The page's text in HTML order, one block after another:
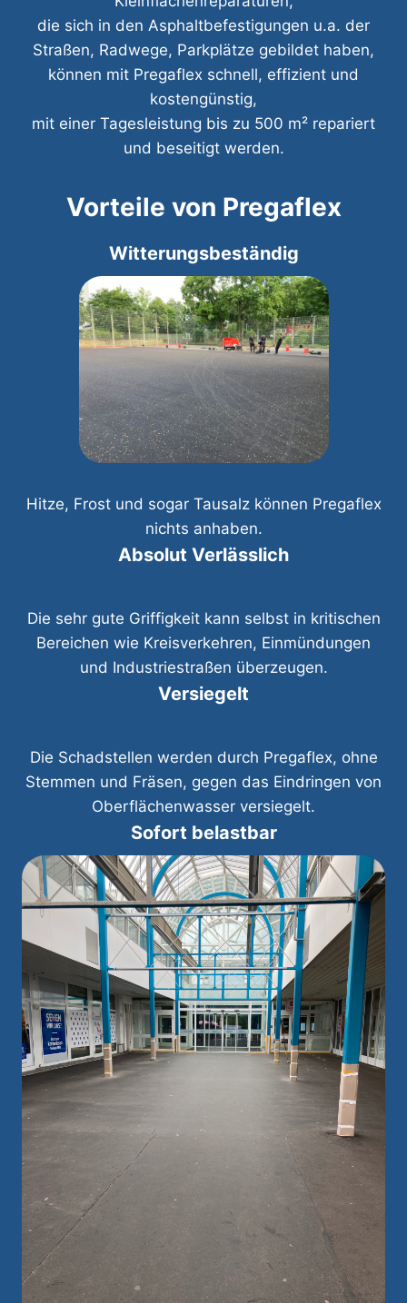
die sich in den Asphaltbefestigungen u.a. der
Straßen, Radwege, Parkplätze gebildet haben,
können mit Pregaflex schnell, effizient und
kostengünstig,
mit einer Tagesleistung bis zu 500 m² repariert
und beseitigt werden.
Vorteile von Pregaflex
Witterungsbeständig
Hitze, Frost und sogar Tausalz können Pregaflex
nichts anhaben.
Absolut Verlässlich
Die sehr gute Griffigkeit kann selbst in kritischen
Bereichen wie Kreisverkehren, Einmündungen
und Industriestraßen überzeugen.
Versiegelt
Die Schadstellen werden durch Pregaflex, ohne
Stemmen und Fräsen, gegen das Eindringen von
Oberflächenwasser versiegelt.
Sofort belastbar